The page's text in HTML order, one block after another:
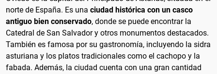
norte de España. Es una ciudad histórica con un casco
antiguo bien conservado, donde se puede encontrar la
Catedral de San Salvador y otros monumentos destacados.
También es famosa por su gastronomía, incluyendo la sidra
asturiana y los platos tradicionales como el cachopo y la
fabada. Además, la ciudad cuenta con una gran cantidad